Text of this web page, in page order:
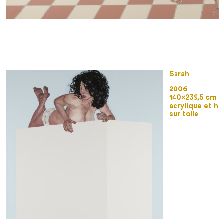
Sarah
2006
140×239,5 cm
acrylique et
sur toile